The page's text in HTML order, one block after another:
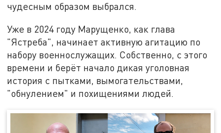
чудесным образом выбрался.
Уже в 2024 году Марущенко, как глава
"Ястреба", начинает активную агитацию по
набору военнослужащих. Собственно, с этого
времени и берёт начало дикая уголовная
история с пытками, вымогательствами,
"обнулением" и похищениями людей.